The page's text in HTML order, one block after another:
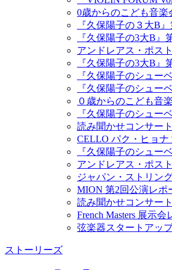
0歳からのこども音楽
『久保陽子の３大B
『久保陽子の3大B』
アンドレアス・ポス
『久保陽子の3大B』
『久保陽子のシュー
『久保陽子のシュー
０歳からのこども音
『久保陽子のシュー
読み聞かせコンサー
CELLO パク・ヒョナ
『久保陽子のシュー
アンドレアス・ポス
ジャパン・ストリン
MION 第2回公演レポ
読み聞かせコンサー
French Masters 展示会
弦楽器スタートアッ
ストーリーズ